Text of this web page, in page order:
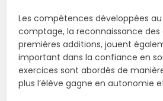
Les compétences développées
comptage, la reconnaissance des
premières additions, jouent
important dans la confiance en soi
exercices sont abordés de
plus l’élève gagne en autonomie